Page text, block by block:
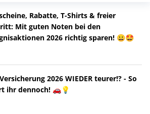
Rabatte, T-Shirts & freier
Mit guten Noten bei den
2026 richtig sparen! 😀🤩
2026 WIEDER teurer!? - So
ihr dennoch! 🚗💡